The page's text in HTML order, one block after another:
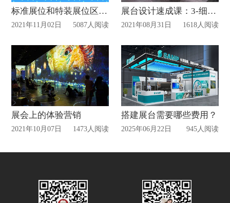
标准展位和特装展位区别在哪里？
2021年11月02日 5087人阅读
展台设计速成课：3-细节和流程
2021年08月31日 1618人阅读
展会上的体验营销
2021年10月07日 1473人阅读
搭建展台需要哪些费用？
2025年06月22日 945人阅读